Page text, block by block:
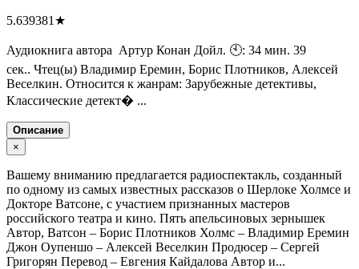
5.639381 ★
Аудиокнига автора Артур Конан Дойл. 🕙: 34 мин. 39
сек.. Чтец(ы) Владимир Еремин, Борис Плотников, Алексей
Веселкин. Относится к жанрам: Зарубежные детективы,
Классические детект� ...
Описание
×
Вашему вниманию предлагается радиоспектакль, созданный
по одному из самых известных рассказов о Шерлоке Холмсе и
Докторе Ватсоне, с участием признанных мастеров
российского театра и кино. Пять апельсиновых зернышек
Автор, Ватсон – Борис Плотников Холмс – Владимир Еремин
Джон Оупеншо – Алексей Веселкин Продюсер – Сергей
Григорян Перевод – Евгения Кайдалова Автор и...